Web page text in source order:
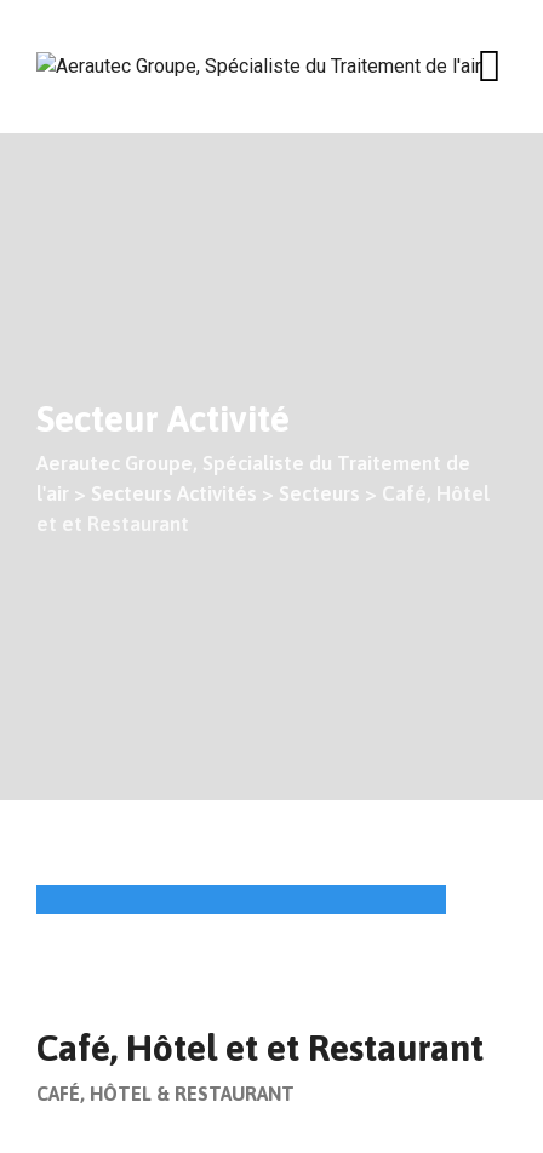
content
Secteur Activité
Aerautec Groupe, Spécialiste du Traitement de
l'air > Secteurs Activités > Secteurs > Café, Hôtel
et et Restaurant
Café, Hôtel et et Restaurant
CAFÉ, HÔTEL & RESTAURANT